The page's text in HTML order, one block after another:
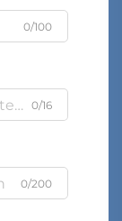
0/100
0/16
0/200